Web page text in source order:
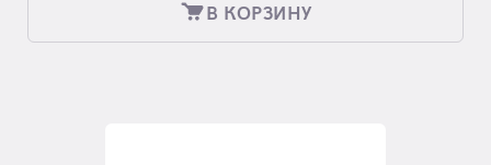
В КОРЗИНУ